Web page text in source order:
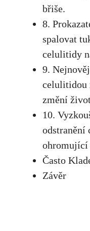
břiše.
8.
spalovat
celulitidy
9.
celulitidou
změní
10.
odstranění
ohromující
Často
Závěr